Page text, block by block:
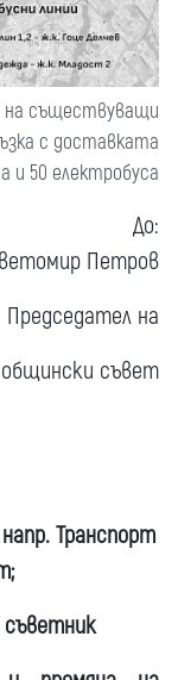
на съществуващи
с доставката
и 50 електробуса
До:
Петров
Председател на
съвет
Транспорт